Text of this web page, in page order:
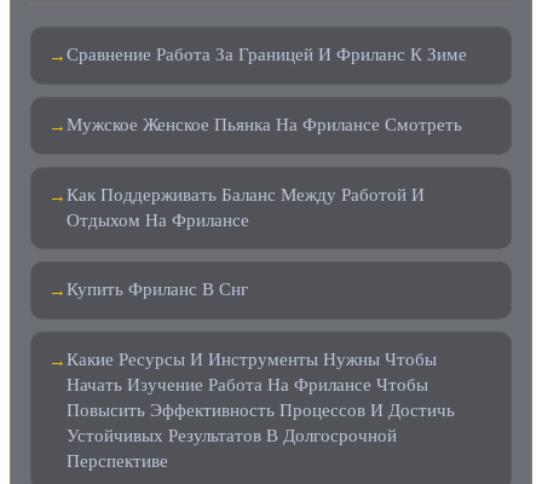
→Сравнение Работа За Границей И Фриланс К Зиме
→Мужское Женское Пьянка На Фрилансе Смотреть
→Как Поддерживать Баланс Между Работой И
Отдыхом На Фрилансе
→Купить Фриланс В Снг
→Какие Ресурсы И Инструменты Нужны Чтобы
Начать Изучение Работа На Фрилансе Чтобы
Повысить Эффективность Процессов И Достичь
Устойчивых Результатов В Долгосрочной
Перспективе